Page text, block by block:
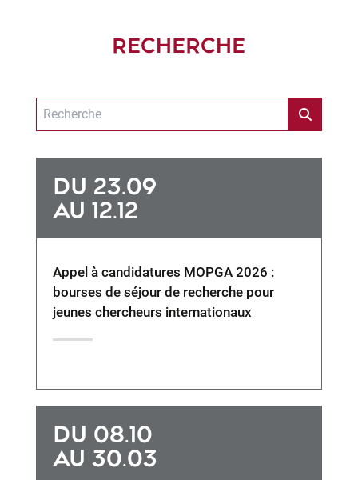
RECHERCHE
DU 23.09
AU 12.12
Appel à candidatures MOPGA 2026 :
bourses de séjour de recherche pour
jeunes chercheurs internationaux
DU 08.10
AU 30.03